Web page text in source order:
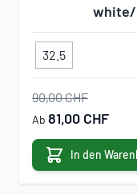
white/
32.5
90,00 CHF
Ab 81,00 CHF
In den